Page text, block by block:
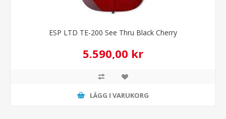
ESP LTD TE-200 See Thru Black Cherry
5.590,00 kr
LÄGG I VARUKORG